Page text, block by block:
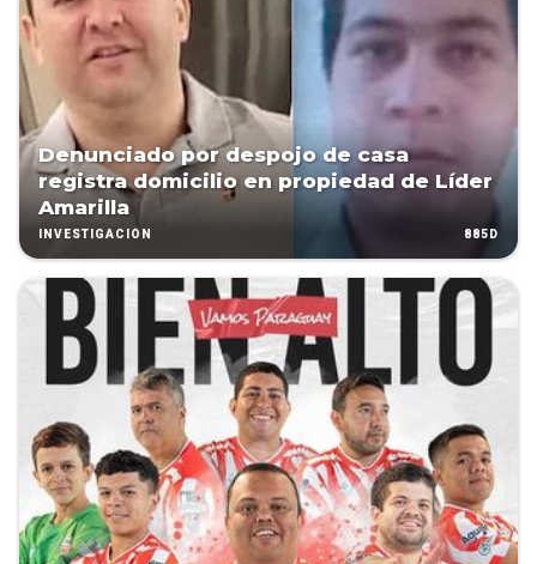
Denunciado por despojo de casa
registra domicilio en propiedad de Líder
Amarilla
INVESTIGACIÓN 885D